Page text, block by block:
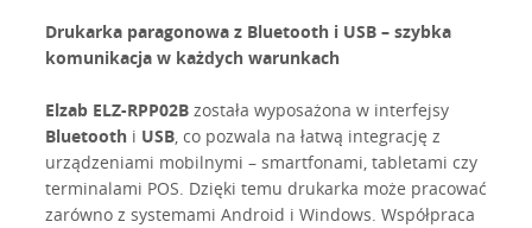
Drukarka paragonowa z Bluetooth i USB – szybka
komunikacja w każdych warunkach
Elzab ELZ-RPP02B została wyposażona w interfejsy
Bluetooth i USB, co pozwala na łatwą integrację z
urządzeniami mobilnymi – smartfonami, tabletami czy
terminalami POS. Dzięki temu drukarka może pracować
zarówno z systemami Android i Windows. Współpraca